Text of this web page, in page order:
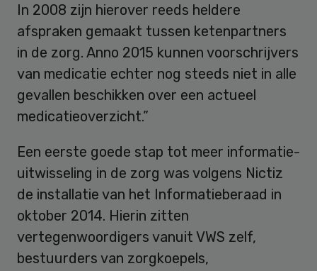
In 2008 zijn hierover reeds heldere
afspraken gemaakt tussen ketenpartners
in de zorg. Anno 2015 kunnen voorschrijvers
van medicatie echter nog steeds niet in alle
gevallen beschikken over een actueel
medicatieoverzicht.”
Een eerste goede stap tot meer informatie-
uitwisseling in de zorg was volgens Nictiz
de installatie van het Informatieberaad in
oktober 2014. Hierin zitten
vertegenwoordigers vanuit VWS zelf,
bestuurders van zorgkoepels,